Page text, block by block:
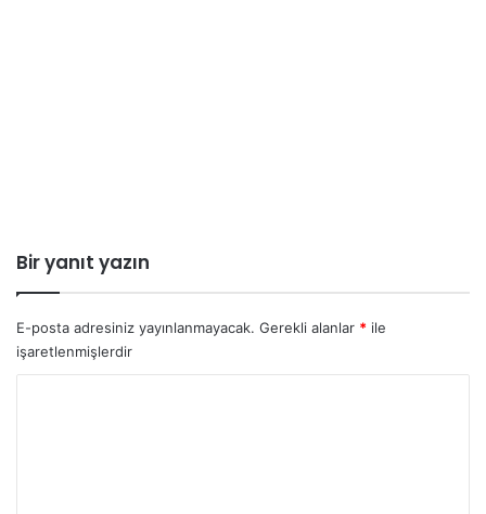
Bir yanıt yazın
E-posta adresiniz yayınlanmayacak. Gerekli alanlar * ile
işaretlenmişlerdir